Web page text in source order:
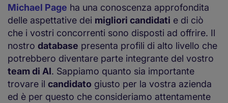
Michael Page ha una conoscenza approfondita
delle aspettative dei migliori candidati e di ciò
che i vostri concorrenti sono disposti ad offrire. Il
nostro database presenta profili di alto livello che
potrebbero diventare parte integrante del vostro
team di AI. Sappiamo quanto sia importante
trovare il candidato giusto per la vostra azienda
ed è per questo che consideriamo attentamente